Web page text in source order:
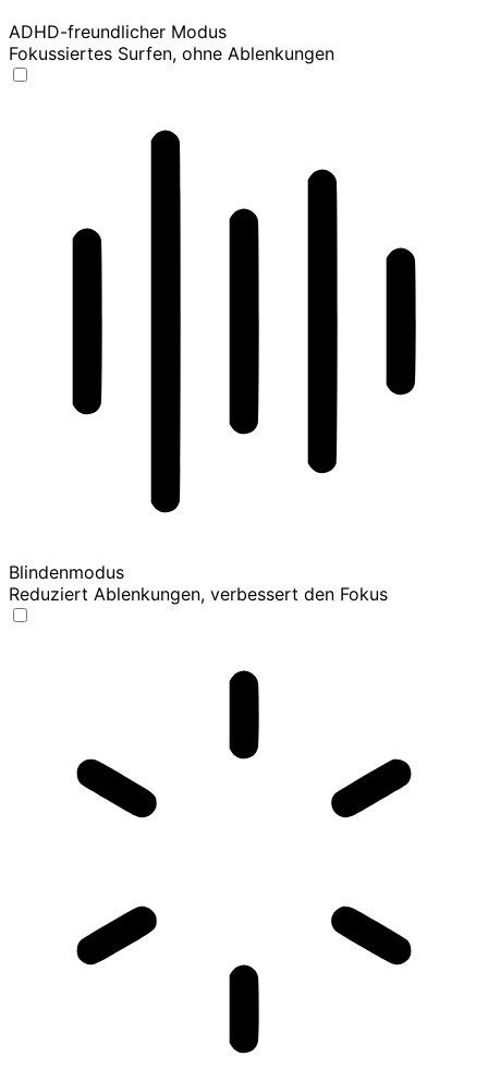
ADHD-freundlicher Modus
Fokussiertes Surfen, ohne Ablenkungen
Blindenmodus
Reduziert Ablenkungen, verbessert den Fokus